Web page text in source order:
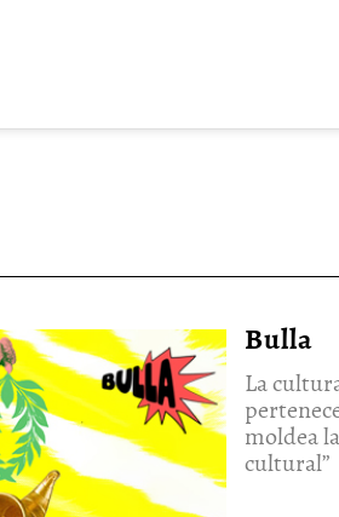
Bulla
La
moldea
cultural”